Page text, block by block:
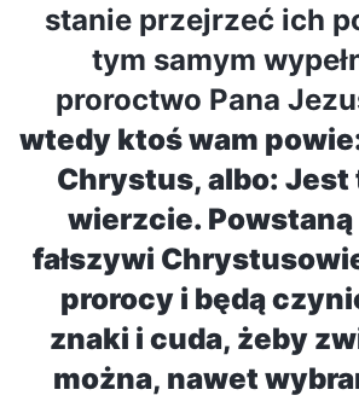
stanie przejrzeć ich
tym samym
proroctwo Pana
wtedy ktoś wam
Chrystus, albo: Jest
wierzcie.
fałszywi
prorocy i będą
znaki i cuda, żeby
można, nawet